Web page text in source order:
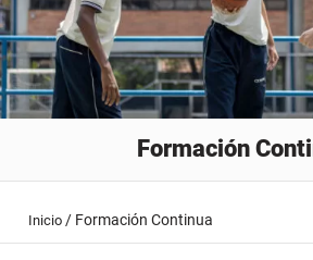
Formación
Inicio / Formación Continua